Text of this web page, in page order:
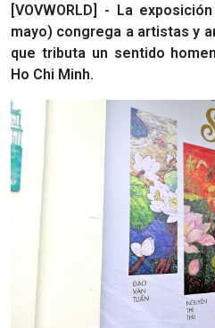
[VOVWORLD] - La
mayo) congrega a artistas y
que tributa un sentido
Ho Chi Minh.